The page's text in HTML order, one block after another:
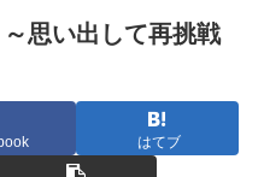
思い出して再挑戦
はてブ